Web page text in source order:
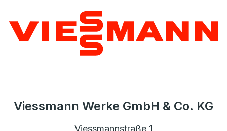
Viessmann Werke GmbH & Co. KG
Viessmannstraße 1